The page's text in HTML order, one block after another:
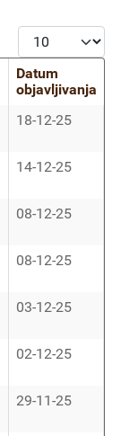
Prikaz #
Datum
objavljivanja
18-12-25
14-12-25
08-12-25
08-12-25
03-12-25
02-12-25
29-11-25